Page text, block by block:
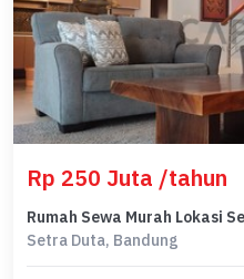
Rp 250 Juta /tahun
Rumah Sewa Murah Lokasi
Setra Duta, Bandung